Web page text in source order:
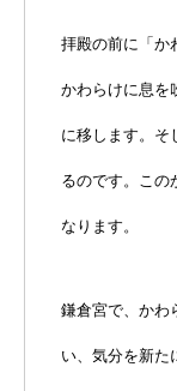
拝殿の前に「か
かわらけに息を
に移します。そ
るのです。この
なります。
鎌倉宮で、かわ
い、気分を新た